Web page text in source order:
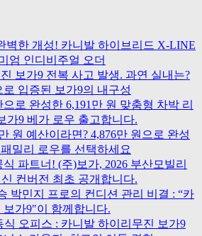
벽한 개성! 카니발 하이브리드 X-LINE
엄 인디비주얼 오더
보가9 전복 사고 발생. 과연 실내는?
입증된 보가9의 내구성
로 완성한 6,191만 원 맞춤형 차박 리
가9 베가 로우 출고합니다.
원 예산이라면? 4,876만 원으로 완성
밀리 로우를 선택하세요
파트너! (주)보가, 2026 부산모빌리
컨버전 최초 공개합니다.
박민지 프로의 컨디션 관리 비결 : “카
가9″이 함께합니다.
식 오피스 : 카니발 하이리무진 보가9